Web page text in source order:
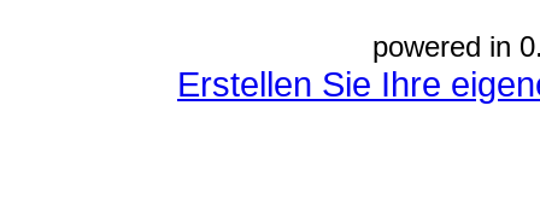
powered in
Erstellen Sie Ihre